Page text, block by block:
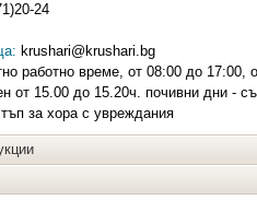
24
krushari@krushari.bg
работно време, от 08:00 до 17:00,
от 15.00 до 15.20ч. почивни дни -
за хора с увреждания